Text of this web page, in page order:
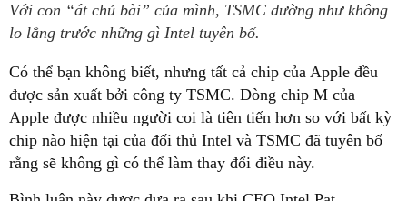
Với con “át chủ bài” của mình, TSMC dường như không
lo lắng trước những gì Intel tuyên bố.
được sản xuất bởi công ty TSMC. Dòng chip M của
Apple được nhiều người coi là tiên tiến hơn so với bất kỳ
chip nào hiện tại của đối thủ Intel và TSMC đã tuyên bố
rằng sẽ không gì có thể làm thay đổi điều này.